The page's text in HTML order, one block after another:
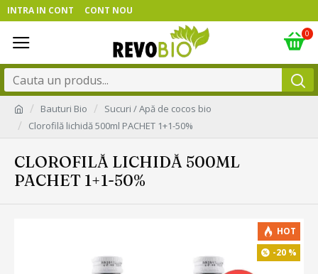
INTRA IN CONT CONT NOU
0
Bauturi Bio
Sucuri / Apă de cocos bio
Clorofilă lichidă 500ml PACHET 1+1-50%
CLOROFILĂ LICHIDĂ 500ML
PACHET 1+1-50%
HOT
-20 %